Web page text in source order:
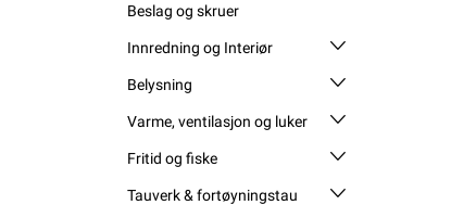
Beslag og skruer
Innredning og Interiør
Belysning
Varme, ventilasjon og luker
Fritid og fiske
Tauverk & fortøyningstau